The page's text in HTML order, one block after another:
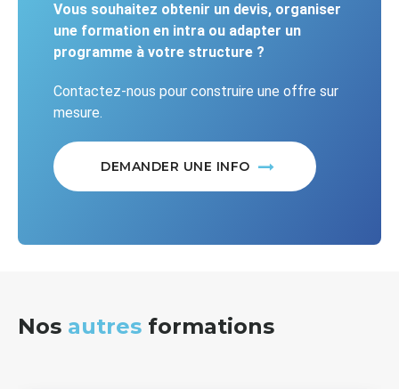
Vous souhaitez obtenir un devis, organiser
une formation en intra ou adapter un
programme à votre structure ?
Contactez-nous pour construire une offre sur
mesure.
DEMANDER UNE INFO
Nos autres formations